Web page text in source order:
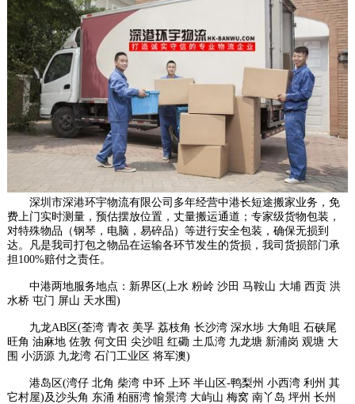
深圳市深港环宇物流有限公司多年经营中港长短途搬家业务，免
费上门实时测量，预估摆放位置，丈量搬运通道；专家级货物包装，
对特殊物品（钢琴，电脑，易碎品）等进行安全包装，确保无损到
达。凡是我司打包之物品在运输各环节发生的货损，我司货损部门承
担100%赔付之责任。
中港两地服务地点：新界区(上水 粉岭 沙田 马鞍山 大埔 西贡 洪
水桥 屯门 屏山 天水围)
九龙AB区(荃湾 青衣 美孚 荔枝角 长沙湾 深水埗 大角咀 石硖尾
旺角 油麻地 佐敦 何文田 尖沙咀 红磡 土瓜湾 九龙塘 新浦岗 观塘 大
围 小沥源 九龙湾 石门工业区 将军澳)
港岛区(湾仔 北角 柴湾 中环 上环 半山区-鸭梨州 小西湾 利州 其
它村屋)及沙头角 东涌 柏丽湾 愉景湾 大屿山 梅窝 南丫岛 坪州 长州